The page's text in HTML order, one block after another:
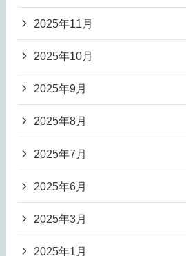
2025年11月
2025年10月
2025年9月
2025年8月
2025年7月
2025年6月
2025年3月
2025年1月